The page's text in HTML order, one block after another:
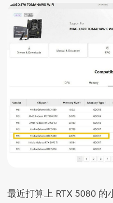
最近打算上 RTX 5080 的